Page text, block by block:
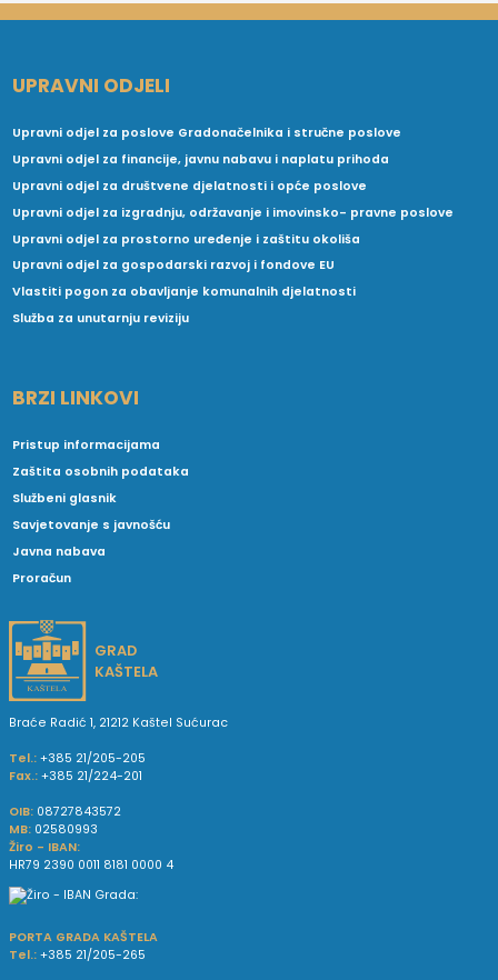
UPRAVNI ODJELI
Upravni odjel za poslove Gradonačelnika i stručne poslove
Upravni odjel za financije, javnu nabavu i naplatu prihoda
Upravni odjel za društvene djelatnosti i opće poslove
Upravni odjel za izgradnju, održavanje i imovinsko- pravne poslove
Upravni odjel za prostorno uređenje i zaštitu okoliša
Upravni odjel za gospodarski razvoj i fondove EU
Vlastiti pogon za obavljanje komunalnih djelatnosti
Služba za unutarnju reviziju
BRZI LINKOVI
Pristup informacijama
Zaštita osobnih podataka
Službeni glasnik
Savjetovanje s javnošću
Javna nabava
Proračun
GRAD
KAŠTELA
Braće Radić 1, 21212 Kaštel Sućurac
Tel.: +385 21/205-205
Fax.: +385 21/224-201
OIB: 08727843572
MB: 02580993
Žiro - IBAN:
HR79 2390 0011 8181 0000 4
PORTA GRADA KAŠTELA
Tel.: +385 21/205-265